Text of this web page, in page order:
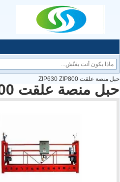
حبل منصة علقت ZIP630 ZIP800
حبل منصة علقت ZIP630 ZIP800